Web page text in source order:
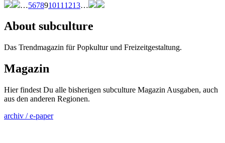
…567891011 1213…
About subculture
Das Trendmagazin für Popkultur und Freizeitgestaltung.
Magazin
Hier findest Du alle bisherigen subculture Magazin Ausgaben, auch
aus den anderen Regionen.
archiv / e-paper